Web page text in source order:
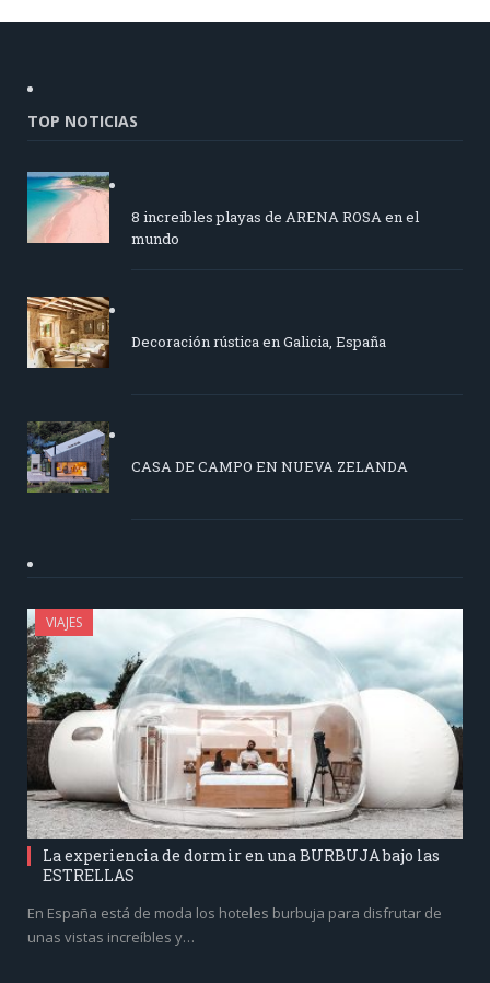
TOP NOTICIAS
8 increíbles playas de ARENA ROSA en el
mundo
Decoración rústica en Galicia, España
CASA DE CAMPO EN NUEVA ZELANDA
VIAJES
La experiencia de dormir en una BURBUJA bajo las
ESTRELLAS
En España está de moda los hoteles burbuja para disfrutar de
unas vistas increíbles y…